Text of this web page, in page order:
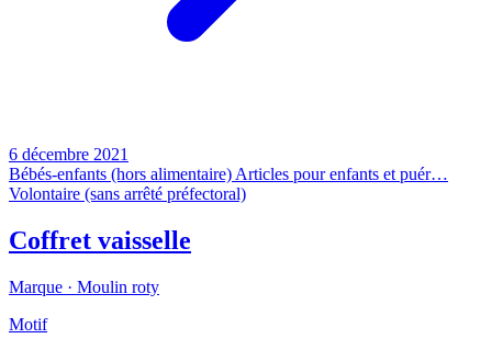
6 décembre 2021
Bébés-enfants (hors alimentaire) Articles pour enfants et puér…
Volontaire (sans arrêté préfectoral)
Coffret vaisselle
Marque · Moulin roty
Motif